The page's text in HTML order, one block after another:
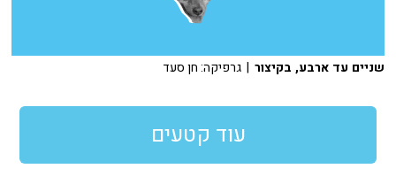
שניים עד ארבע, בקיצור | גרפיקה: חן סעד
עוד קטעים